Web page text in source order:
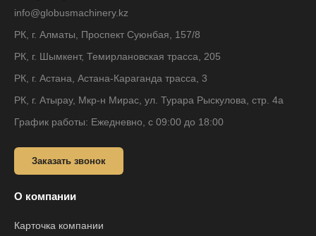
info@globusmachinery.kz
РК, г. Алматы, Проспект Суюнбая, 157/8
РК, г. Шымкент, Темирлановская трасса, 205
РК, г. Астана, Астана-Караганда трасса, 3
РК, г. Атырау, Мкр-н Мирас, ул. Турара Рыскулова, стр. 4а
График работы: Ежедневно, с 09:00 до 18:00
Заказать звонок
О компании
Карточка компании